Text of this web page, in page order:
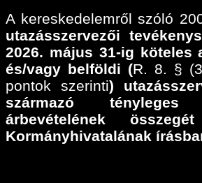
A kereskedelemről szóló
utazásszervezői
2026. május 31-ig köteles
és/vagy belföldi (R. 8. §
pontok szerinti)
származó
árbevételének
Kormányhivatalának